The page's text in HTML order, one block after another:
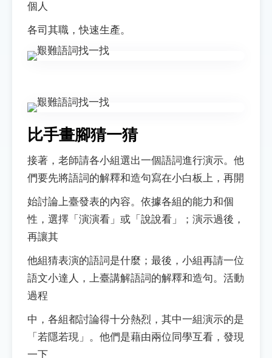
個人
各司其職，快速生產。
比手畫腳猜一猜
接著，老師請各小組選出一個語詞進行演示。他
們要先將語詞的解釋和造句寫在小白板上，再開
始討論上臺發表的內容。依據各組的能力和個
性，選擇「演演看」或「說說看」；演示過後，
再讓其
他組猜表演的語詞是什麼；最後，小組再請一位
語文小達人，上臺講解語詞的解釋和造句。活動
過程
中，各組都討論得十分熱烈，其中一組演示的是
「若隱若現」。他們是藉由兩位同學互看，發現
一下